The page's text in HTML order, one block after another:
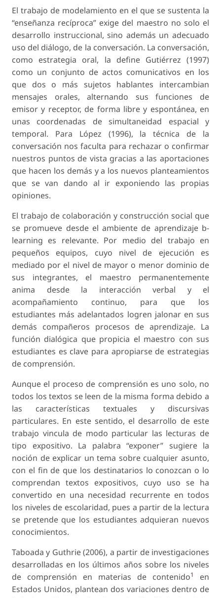
El trabajo de modelamiento en el que se sustenta la
“enseñanza recíproca” exige del maestro no solo el
desarrollo instruccional, sino además un adecuado
uso del diálogo, de la conversación. La conversación,
como estrategia oral, la define Gutiérrez (1997)
como un conjunto de actos comunicativos en los
que dos o más sujetos hablantes intercambian
mensajes orales, alternando sus funciones de
emisor y receptor, de forma libre y espontánea, en
unas coordenadas de simultaneidad espacial y
temporal. Para López (1996), la técnica de la
conversación nos faculta para rechazar o confirmar
nuestros puntos de vista gracias a las aportaciones
que hacen los demás y a los nuevos planteamientos
que se van dando al ir exponiendo las propias
opiniones.
El trabajo de colaboración y construcción social que
se promueve desde el ambiente de aprendizaje b-
learning es relevante. Por medio del trabajo en
pequeños equipos, cuyo nivel de ejecución es
mediado por el nivel de mayor o menor dominio de
sus integrantes, el maestro permanentemente
anima desde la interacción verbal y el
acompañamiento continuo, para que los
estudiantes más adelantados logren jalonar en sus
demás compañeros procesos de aprendizaje. La
función dialógica que propicia el maestro con sus
estudiantes es clave para apropiarse de estrategias
de comprensión.
Aunque el proceso de comprensión es uno solo, no
todos los textos se leen de la misma forma debido a
las características textuales y discursivas
particulares. En este sentido, el desarrollo de este
trabajo vincula de modo particular las lecturas de
tipo expositivo. La palabra “exponer” sugiere la
noción de explicar un tema sobre cualquier asunto,
con el fin de que los destinatarios lo conozcan o lo
comprendan textos expositivos, cuyo uso se ha
convertido en una necesidad recurrente en todos
los niveles de escolaridad, pues a partir de la lectura
se pretende que los estudiantes adquieran nuevos
conocimientos.
Taboada y Guthrie (2006), a partir de investigaciones
desarrolladas en los últimos años sobre los niveles
de comprensión en materias de contenido1
en
Estados Unidos, plantean dos variaciones dentro de